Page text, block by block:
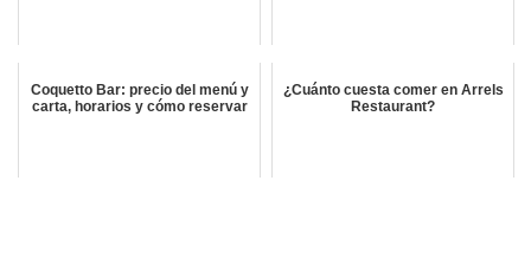
Coquetto Bar: precio del menú y
carta, horarios y cómo reservar
¿Cuánto cuesta comer en Arrels
Restaurant?